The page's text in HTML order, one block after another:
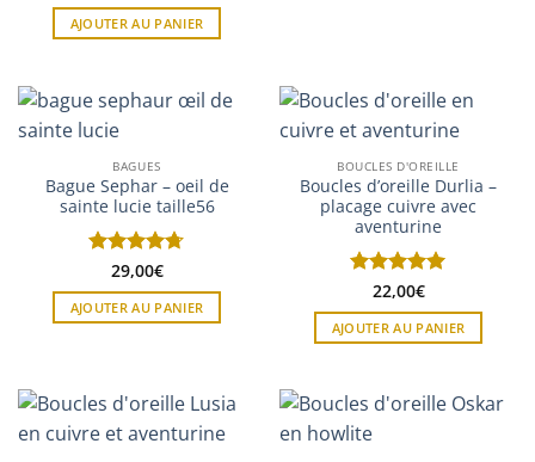
AJOUTER AU PANIER
BAGUES
Bague Sephar – oeil de
sainte lucie taille56
Note4.67
sur 5
29,00€
AJOUTER AU PANIER
BOUCLES D'OREILLE
Boucles d’oreille Durlia –
placage cuivre avec
aventurine
Note5sur
5
22,00€
AJOUTER AU PANIER